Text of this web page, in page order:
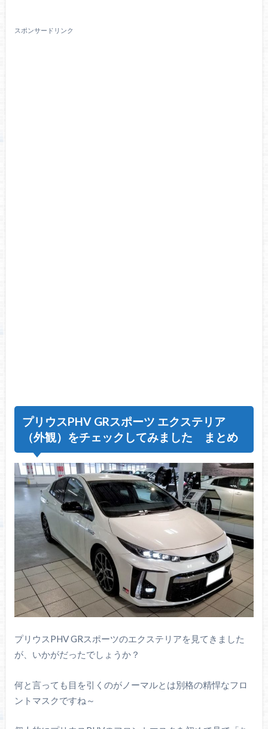
スポンサードリンク
プリウスPHV GRスポーツ エクステリア
（外観）をチェックしてみました まとめ
プリウスPHV GRスポーツのエクステリアを見てきました
が、いかがだったでしょうか？
何と言っても目を引くのがノーマルとは別格の精悍なフロ
ントマスクですね～